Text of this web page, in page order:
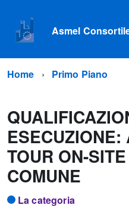
Asmel
Home Primo Piano
ESECUZIONE:
TOUR ON-
COMUNE
La categoria